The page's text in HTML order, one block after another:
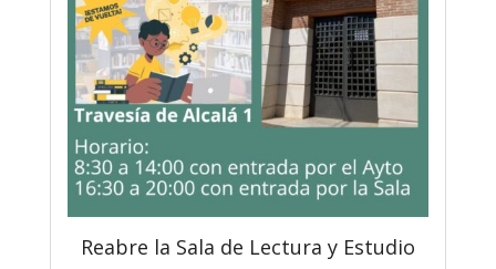
Reabre la Sala de Lectura y Estudio